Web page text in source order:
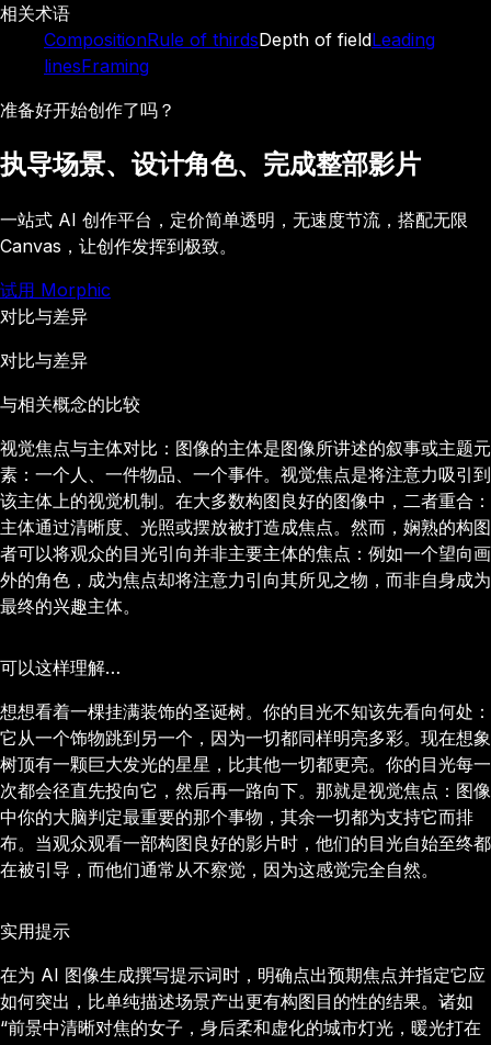
相关术语
CompositionRule of thirdsDepth of fieldLeading
linesFraming
准备好开始创作了吗？
执导场景、设计角色、完成整部影片
一站式 AI 创作平台，定价简单透明，无速度节流，搭配无限
Canvas，让创作发挥到极致。
试用 Morphic
对比与差异
对比与差异
与相关概念的比较
视觉焦点与主体对比：图像的主体是图像所讲述的叙事或主题元
素：一个人、一件物品、一个事件。视觉焦点是将注意力吸引到
该主体上的视觉机制。在大多数构图良好的图像中，二者重合：
主体通过清晰度、光照或摆放被打造成焦点。然而，娴熟的构图
者可以将观众的目光引向并非主要主体的焦点：例如一个望向画
外的角色，成为焦点却将注意力引向其所见之物，而非自身成为
最终的兴趣主体。
可以这样理解…
想想看着一棵挂满装饰的圣诞树。你的目光不知该先看向何处：
它从一个饰物跳到另一个，因为一切都同样明亮多彩。现在想象
树顶有一颗巨大发光的星星，比其他一切都更亮。你的目光每一
次都会径直先投向它，然后再一路向下。那就是视觉焦点：图像
中你的大脑判定最重要的那个事物，其余一切都为支持它而排
布。当观众观看一部构图良好的影片时，他们的目光自始至终都
在被引导，而他们通常从不察觉，因为这感觉完全自然。
实用提示
在为 AI 图像生成撰写提示词时，明确点出预期焦点并指定它应
如何突出，比单纯描述场景产出更有构图目的性的结果。诸如
“前景中清晰对焦的女子，身后柔和虚化的城市灯光，暖光打在